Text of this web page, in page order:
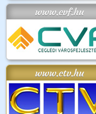
www.cvf.hu
www.ctv.hu